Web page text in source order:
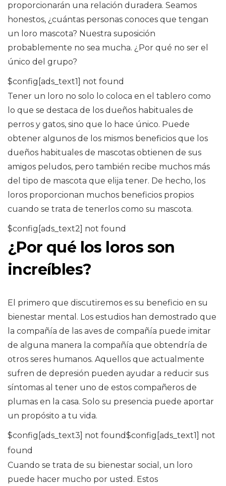
proporcionarán una relación duradera. Seamos
honestos, ¿cuántas personas conoces que tengan
un loro mascota? Nuestra suposición
probablemente no sea mucha. ¿Por qué no ser el
único del grupo?
$config[ads_text1] not found
Tener un loro no solo lo coloca en el tablero como
lo que se destaca de los dueños habituales de
perros y gatos, sino que lo hace único. Puede
obtener algunos de los mismos beneficios que los
dueños habituales de mascotas obtienen de sus
amigos peludos, pero también recibe muchos más
del tipo de mascota que elija tener. De hecho, los
loros proporcionan muchos beneficios propios
cuando se trata de tenerlos como su mascota.
$config[ads_text2] not found
¿Por qué los loros son
increíbles?
El primero que discutiremos es su beneficio en su
bienestar mental. Los estudios han demostrado que
la compañía de las aves de compañía puede imitar
de alguna manera la compañía que obtendría de
otros seres humanos. Aquellos que actualmente
sufren de depresión pueden ayudar a reducir sus
síntomas al tener uno de estos compañeros de
plumas en la casa. Solo su presencia puede aportar
un propósito a tu vida.
$config[ads_text3] not found$config[ads_text1] not
found
Cuando se trata de su bienestar social, un loro
puede hacer mucho por usted. Estos